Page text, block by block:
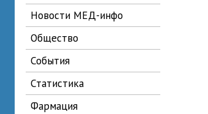
новости МЕД-инфо
общество
события
статистика
фармация